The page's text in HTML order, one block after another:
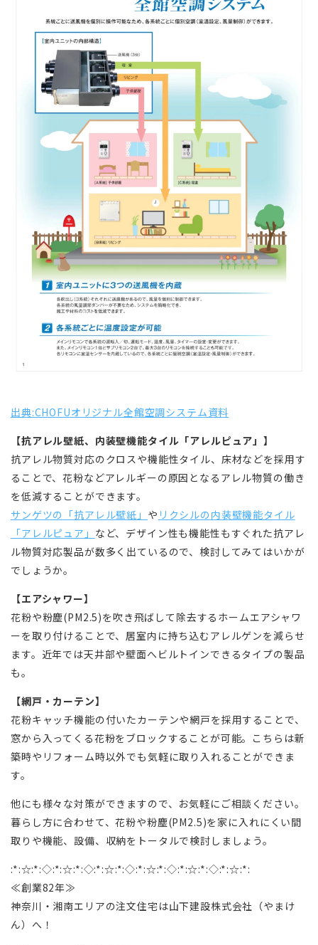
出典:CHOFUオリジナル全館空調システム資料
【抗アレル壁紙、内装壁機能タイル「アレルピュア」】
抗アレル物質対応のクロスや機能性タイル、床材などを採用す
ることで、花粉などアレルギーの原因となるアレル物質の働き
を低減することができます。
サンゲツの「抗アレル壁紙」 や リクシルの内装壁機能タイル
「アレルピュア」 など、デザイン性も機能性もすぐれた抗アレ
ル物質対応製品が数多く出ているので、検討してみてはいかが
でしょうか。
【エアシャワー】
花粉や粉塵(PM2.5)を吹き飛ばして除去するホームエアシャワ
ーを取り付けることで、居室内に持ち込むアレルゲンを減らせ
ます。近年では天井部や壁面へビルトインできるタイプの製品
も。
【網戸・カーテン】
花粉キャッチ機能の付いたカーテンや網戸を採用することで、
窓から入ってくる花粉をブロックすることが可能。こちらは新
築時やリフォーム時以外でも気軽に取り入れることができま
す。
他にも様々な対策ができますので、お気軽にご相談ください。
暮らし方に合わせて、花粉や粉塵(PM2.5)を家に入れにくい間
取りや機能、設備、収納をトータルで検討しましょう。
:*:☆:*:◇:*:☆:*:◇:*:☆:*:◇:*:☆:*:◇:*:☆:*:◇:*:☆:*:
≪創業82年≫
神奈川・湘南エリアの注文住宅は山下建設株式会社（やまけ
ん）へ！